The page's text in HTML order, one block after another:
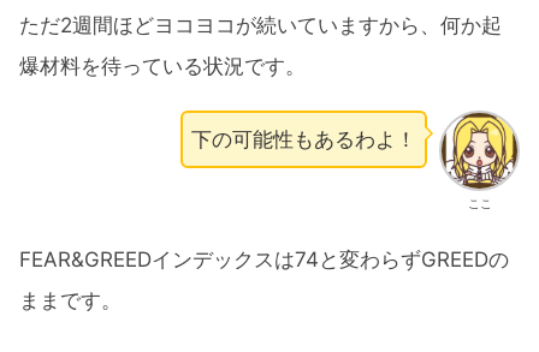
ただ2週間ほどヨコヨコが続いていますから、何か起
爆材料を待っている状況です。
ここ
下の可能性もあるわよ！
FEAR&GREEDインデックスは74と変わらずGREEDの
ままです。